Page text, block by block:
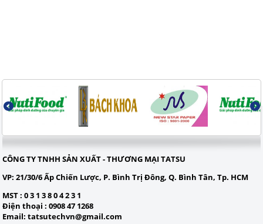
CÔNG TY TNHH SẢN XUẤT - THƯƠNG MẠI TATSU
VP:21/30/6 Ấp Chiến Lược, P. Bình Trị Đông, Q. Bình Tân, Tp. HCM
MST: 0 3 1 3 8 0 4 2 3 1
Điện thoại : 0908 47 1268
Email:tatsutechvn@gmail.com